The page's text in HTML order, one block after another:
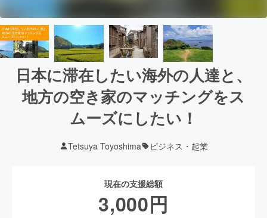
日本に滞在したい海外の人達と、
地方の空き家のマッチングをス
ムーズにしたい！
Tetsuya Toyoshima ビジネス・起業
現在の支援総額
3,000円